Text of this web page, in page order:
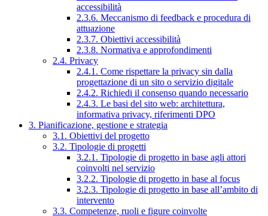
accessibilità
2.3.6. Meccanismo di feedback e procedura di
attuazione
2.3.7. Obiettivi accessibilità
2.3.8. Normativa e approfondimenti
2.4. Privacy
2.4.1. Come rispettare la privacy sin dalla
progettazione di un sito o servizio digitale
2.4.2. Richiedi il consenso quando necessario
2.4.3. Le basi del sito web: architettura,
informativa privacy, riferimenti DPO
3. Pianificazione, gestione e strategia
3.1. Obiettivi del progetto
3.2. Tipologie di progetti
3.2.1. Tipologie di progetto in base agli attori
coinvolti nel servizio
3.2.2. Tipologie di progetto in base al focus
3.2.3. Tipologie di progetto in base all’ambito di
intervento
3.3. Competenze, ruoli e figure coinvolte